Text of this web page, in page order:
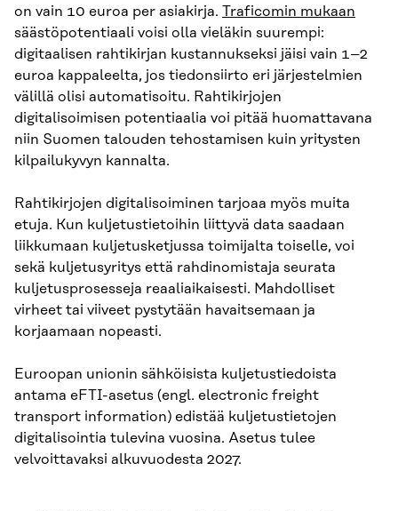
on vain 10 euroa per asiakirja. Traficomin mukaan
säästöpotentiaali voisi olla vieläkin suurempi:
digitaalisen rahtikirjan kustannukseksi jäisi vain 1–2
euroa kappaleelta, jos tiedonsiirto eri järjestelmien
välillä olisi automatisoitu. Rahtikirjojen
digitalisoimisen potentiaalia voi pitää huomattavana
niin Suomen talouden tehostamisen kuin yritysten
kilpailukyvyn kannalta.
Rahtikirjojen digitalisoiminen tarjoaa myös muita
etuja. Kun kuljetustietoihin liittyvä data saadaan
liikkumaan kuljetusketjussa toimijalta toiselle, voi
sekä kuljetusyritys että rahdinomistaja seurata
kuljetusprosesseja reaaliaikaisesti. Mahdolliset
virheet tai viiveet pystytään havaitsemaan ja
korjaamaan nopeasti.
Euroopan unionin sähköisista kuljetustiedoista
antama eFTI-asetus (engl. electronic freight
transport information) edistää kuljetustietojen
digitalisointia tulevina vuosina. Asetus tulee
velvoittavaksi alkuvuodesta 2027.